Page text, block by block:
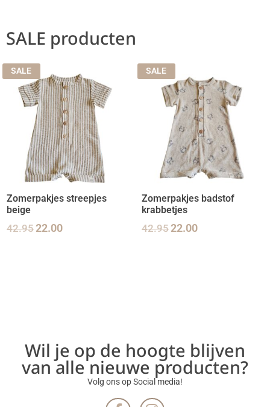
SALE producten
SALE
Zomerpakjes streepjes
beige
42.9522.00
SALE
Zomerpakjes badstof
krabbetjes
42.9522.00
Wil je op de hoogte blijven
van alle nieuwe producten?
Volg ons op Social media!